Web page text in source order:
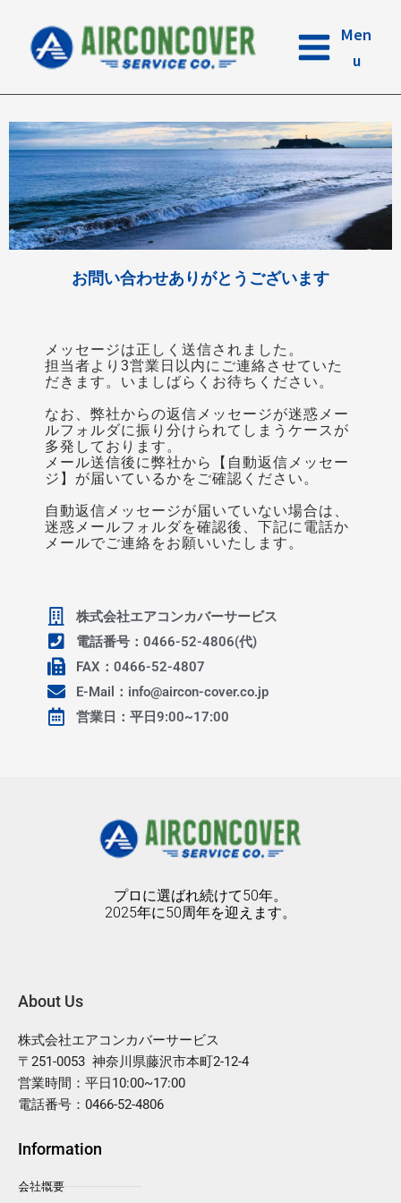
キ
プ
Men
u
お問い合わせありがとうございます
メッセージは正しく送信されました。
担当者より3営業日以内にご連絡させていた
だきます。いましばらくお待ちください。
なお、弊社からの返信メッセージが迷惑メー
ルフォルダに振り分けられてしまうケースが
多発しております。
メール送信後に弊社から【自動返信メッセー
ジ】が届いているかをご確認ください。
自動返信メッセージが届いていない場合は、
迷惑メールフォルダを確認後、下記に電話か
メールでご連絡をお願いいたします。
株式会社エアコンカバーサービス
電話番号：0466-52-4806(代)
FAX：0466-52-4807
E-Mail：info@aircon-cover.co.jp
営業日：平日9:00~17:00
プロに選ばれ続けて50年。
2025年に50周年を迎えます。
About Us
株式会社エアコンカバーサービス
〒251-0053 神奈川県藤沢市本町2-12-4
営業時間：平日10:00~17:00
電話番号：0466-52-4806
Information
会社概要